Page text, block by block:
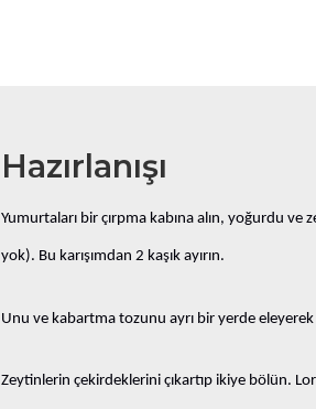
Hazırlanışı
Yumurtaları bir çırpma kabına alın, yoğurdu ve
yok). Bu karışımdan 2 kaşık ayırın.
Unu ve kabartma tozunu ayrı bir yerde eleyerek
Zeytinlerin çekirdeklerini çıkartıp ikiye bölün.